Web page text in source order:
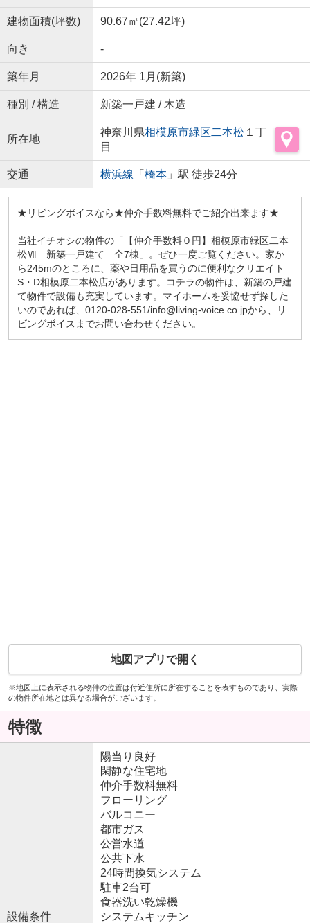
建物面積(坪数) 90.67㎡(27.42坪)
向き -
築年月 2026年 1月(新築)
種別 / 構造 新築一戸建 / 木造
所在地
神奈川県相模原市緑区二本松１丁
目
交通 横浜線 「 橋本」駅 徒歩24分
★リビングボイスなら★仲介手数料無料でご紹介出来ます★
当社イチオシの物件の「【仲介手数料０円】相模原市緑区二本
松Ⅶ 新築一戸建て 全7棟」。ぜひ一度ご覧ください。家か
ら245mのところに、薬や日用品を買うのに便利なクリエイト
S・D相模原二本松店があります。コチラの物件は、新築の戸建
て物件で設備も充実しています。マイホームを妥協せず探した
いのであれば、0120-028-551/info@living-voice.co.jpから、リ
ビングボイスまでお問い合わせください。
地図アプリで開く
※地図上に表示される物件の位置は付近住所に所在することを表すものであり、実際
の物件所在地とは異なる場合がございます。
特徴
設備条件
陽当り良好
閑静な住宅地
仲介手数料無料
フローリング
バルコニー
都市ガス
公営水道
公共下水
24時間換気システム
駐車2台可
食器洗い乾燥機
システムキッチン